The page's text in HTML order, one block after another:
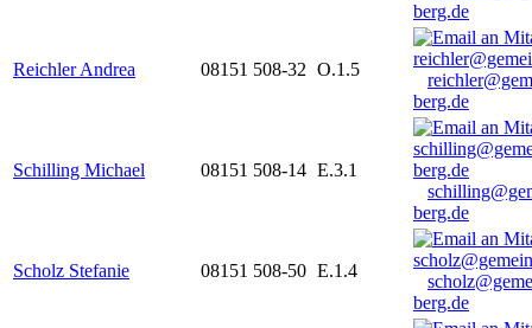
berg.de
Reichler Andrea 08151 508-32 O.1.5
berg.de
Schilling Michael 08151 508-14 E.3.1
berg.de
Scholz Stefanie 08151 508-50 E.1.4
berg.de